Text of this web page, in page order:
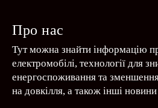
Про нас
Тут можна знайти інформацію
електромобілі, технології для
енергоспоживання та
на довкілля, а також інші новини